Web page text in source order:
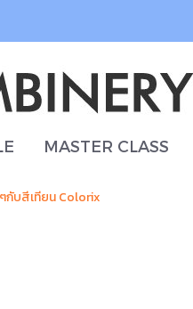
MASTER CLASS
กับสีเทียน Colorix